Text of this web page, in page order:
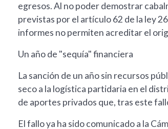
egresos. Al no poder demostrar
previstas por el artículo 62 de la ley
informes no permiten acreditar el
Un año de "sequía" financiera
La sanción de un año sin recursos
seco a la logística partidaria en el
de aportes privados que, tras este
El fallo ya ha sido comunicado a la